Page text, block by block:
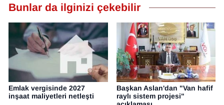
Bunlar da ilginizi çekebilir
Emlak vergisinde 2027
inşaat maliyetleri netleşti
Başkan Aslan'dan "Van hafif
raylı sistem projesi"